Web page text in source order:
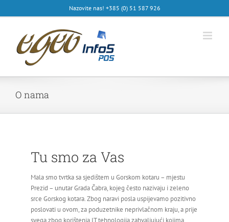
to
Nazovite nas! +385 (0) 51 587 926
O nama
Tu smo za Vas
Mala smo tvrtka sa sjedištem u Gorskom kotaru – mjestu
Prezid – unutar Grada Čabra, kojeg često nazivaju i zeleno
srce Gorskog kotara. Zbog naravi posla uspijevamo pozitivno
poslovati u ovom, za poduzetnike neprivlačnom kraju, a prije